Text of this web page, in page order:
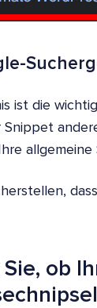
ist die
allgemeine
ob